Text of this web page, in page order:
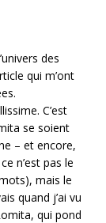
des
qui m’ont
C’est
se soient
– et encore,
n’est pas le
mais le
quand j’ai vu
qui pond